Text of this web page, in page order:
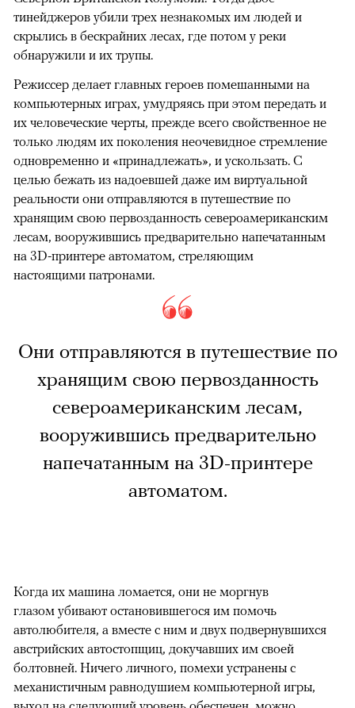
тинейджеров убили трех незнакомых им людей и
скрылись в бескрайних лесах, где потом у реки
обнаружили и их трупы.
Режиссер делает главных героев помешанными на
компьютерных играх, умудряясь при этом передать и
их человеческие черты, прежде всего свойственное не
только людям их поколения неочевидное стремление
одновременно и «принадлежать», и ускользать. С
целью бежать из надоевшей даже им виртуальной
реальности они отправляются в путешествие по
хранящим свою первозданность североамериканским
лесам, вооружившись предварительно напечатанным
на 3D-принтере автоматом, стреляющим
настоящими патронами.
Они отправляются в путешествие по
хранящим свою первозданность
североамериканским лесам,
вооружившись предварительно
напечатанным на 3D-принтере
автоматом.
Когда их машина ломается, они не моргнув
глазом убивают остановившегося им помочь
автолюбителя, а вместе с ним и двух подвернувшихся
австрийских автостопщиц, докучавших им своей
болтовней. Ничего личного, помехи устранены с
механистичным равнодушием компьютерной игры,